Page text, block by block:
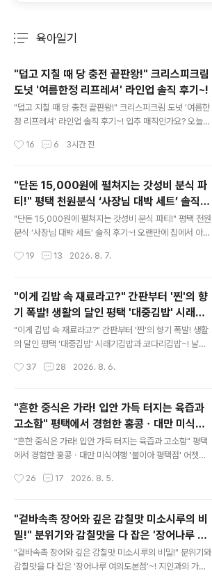
육아일기
"덥고 지칠 때 당 충전 끝판왕!" 크리스피크림
도넛 '여름한정 리프레셔' 라인업 솔직 후기~!
"덥고 지칠 때 당 충전 끝판왕!" 크리스피크림 도넛 '여름한
정 리프레셔' 라인업 솔직 후기~! 입추 매직인가요? 오늘
상 조금 선선하게 느껴집니다. 에어컨을 살짝 꺼두고 오랜
사랑이 유별난 편이라 아침 대용으로 오리지널 글레이즈드
를 자주 사 먹곤 하는데요. 이번에 상큼함과 달콤함으로 무
장한 여름 한정 신메뉴가 나왔다는 소식을 듣고 바로 배달
로 주문해 보았습니다! 아들녀석의 특별한 주문, 망고스무
택비전점 경기 평택시 비전2로 195 영업시간은 오전 9시
16 6 3시간 전
"단돈 15,000원에 펼쳐지는 갓성비 분식 파
티!" 평택 천원분식 ‘사장님 대박 세트’ 솔직
후기~!
"단돈 15,000원에 펼쳐지는 갓성비 분식 파티!" 평택 천원
분식 ‘사장님 대박 세트’ 솔직 후기~! 오랜만에 집에서 아들
을 의심하게 만든 역대급 가성비 분식집을 발견해 주문해
가성비 기운이 팍팍 풍기지 않나요? 이번에 주문한 메뉴는
이곳의 시그니처이자 인기 1위 메뉴인 ‘사장님 대박 세
트’입니다. 떡볶이와 볶음우동을 추가하고도 타임세일 쿠
폰까지 살뜰하게 적용했더니, 이 엄청난 구성 전체가 단돈
15,000원에 해결되었습니다! 포장을 뜯기 전부터 묵직한
듯 푸짐한 한 상이 펼쳐졌습니다. 천원분식 위치 : 경기 평
19 13 2026. 8. 7.
"이게 김밥 속 재료라고?" 간판부터 '찐'의 향
기 폭발! 생활의 달인 평택 '대중김밥' 시래기
김밥과 코다리김밥~!
"이게 김밥 속 재료라고?" 간판부터 '찐'의 향기 폭발! 생활
의 달인 평택 '대중김밥' 시래기김밥과 코다리김밥~! 날씨
던 김밥을 포장해서 먹기로 했습니다.그냥 평범한 야채김
공이 느껴지는, 무려 '생활의 달인'에 3번이나 소개된 평택
의 전설적인 노포, '대중김밥'입니다. 이색적인 재료로 김밥
의 신세계를 보여준다는 이곳, 소문 듣고 전화로 포장 주문
후, 바로 달려갔습니다. 대중김밥 대중김밥 경기 평택시 평
택2로 102 영업시간은 오전 7시부터 오후 7시까지이고,
며, 근처 한국마트 평택점을 이용하시면 되는대요. 외부 차
37 28 2026. 8. 6.
"흔한 중식은 가라! 입안 가득 터지는 육즙과
고소함" 평택에서 경험한 홍콩ㆍ대만 미식여
행 '불이아 평택점'
"흔한 중식은 가라! 입안 가득 터지는 육즙과 고소함" 평택
에서 경험한 홍콩ㆍ대만 미식여행 '불이아 평택점' 어젯밤
대야에 크게 도움이 된 것 같진 않아요. 아침에는 언제 비가
다. 얼머전에는 아이들과 조금 이색적인 중식당을 다녀왔
어요. 평소에 먹던 일반적인 중식당의 짜장면, 짬뽕에서 벗
어나 조금 더 특별하고 색다른 홍콩·대만식 중식을 맛볼 수
있는 '불이아 평택점'입니다. 유명 연예이들의 단골집이자
드라마 주인공들도 즐겨 먹는 곳이라네요. 불이아 평택점
26 17 2026. 8. 5.
"겉바속촉 장어와 깊은 감칠맛 미소시루의 비
밀!" 분위기와 감칠맛을 다 잡은 '장어나루 여
의도본점'~!
"겉바속촉 장어와 깊은 감칠맛 미소시루의 비밀!" 분위기와
감칠맛을 다 잡은 '장어나루 여의도본점'~! 지인과의 가볍